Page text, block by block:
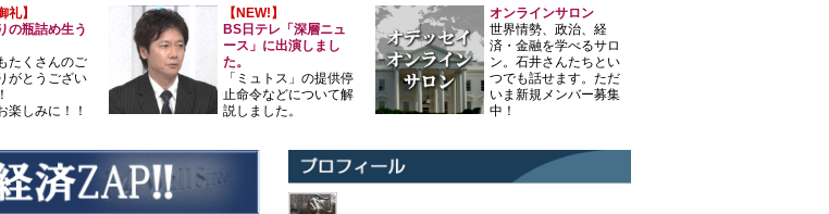
礼】
の瓶詰め生う
たくさんのご
がとうござい
楽しみに！！
【NEW!】
BS日テレ「深層ニュ
ース」に出演しまし
た。
「ミュトス」の提供停
止命令などについて解
説しました。
オンラインサロン
世界情勢、政治、経
済・金融を学べるサロ
ン。石井さんたちとい
つでも話せます。ただ
いま新規メンバー募集
中！